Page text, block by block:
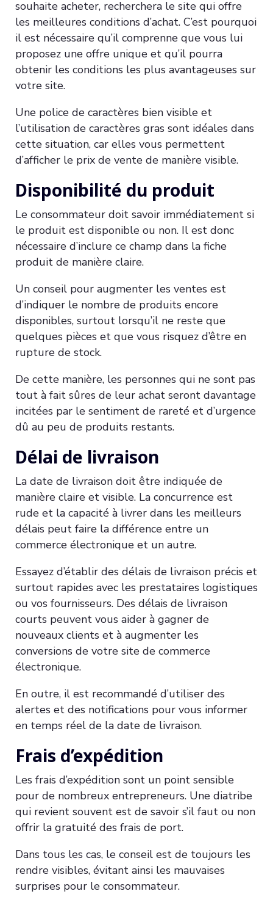
souhaite acheter, recherchera le site qui offre
les meilleures conditions d’achat. C’est pourquoi
il est nécessaire qu’il comprenne que vous lui
proposez une offre unique et qu’il pourra
obtenir les conditions les plus avantageuses sur
votre site.
Une police de caractères bien visible et
l’utilisation de caractères gras sont idéales dans
cette situation, car elles vous permettent
d’afficher le prix de vente de manière visible.
Disponibilité du produit
Le consommateur doit savoir immédiatement si
le produit est disponible ou non. Il est donc
nécessaire d’inclure ce champ dans la fiche
produit de manière claire.
Un conseil pour augmenter les ventes est
d’indiquer le nombre de produits encore
disponibles, surtout lorsqu’il ne reste que
quelques pièces et que vous risquez d’être en
rupture de stock.
De cette manière, les personnes qui ne sont pas
tout à fait sûres de leur achat seront davantage
incitées par le sentiment de rareté et d’urgence
dû au peu de produits restants.
Délai de livraison
La date de livraison doit être indiquée de
manière claire et visible. La concurrence est
rude et la capacité à livrer dans les meilleurs
délais peut faire la différence entre un
commerce électronique et un autre.
Essayez d’établir des délais de livraison précis et
surtout rapides avec les prestataires logistiques
ou vos fournisseurs. Des délais de livraison
courts peuvent vous aider à gagner de
nouveaux clients et à augmenter les
conversions de votre site de commerce
électronique.
En outre, il est recommandé d’utiliser des
alertes et des notifications pour vous informer
en temps réel de la date de livraison.
Frais d’expédition
Les frais d’expédition sont un point sensible
pour de nombreux entrepreneurs. Une diatribe
qui revient souvent est de savoir s’il faut ou non
offrir la gratuité des frais de port.
Dans tous les cas, le conseil est de toujours les
rendre visibles, évitant ainsi les mauvaises
surprises pour le consommateur.